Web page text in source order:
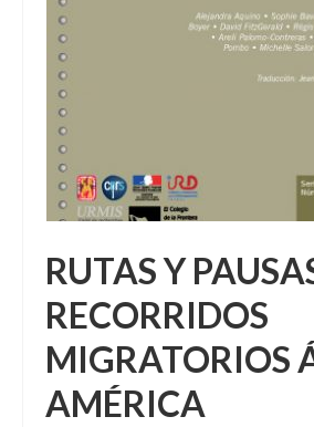
RUTAS Y
RECORRIDOS
MIGRATORIOS
AMÉRICA